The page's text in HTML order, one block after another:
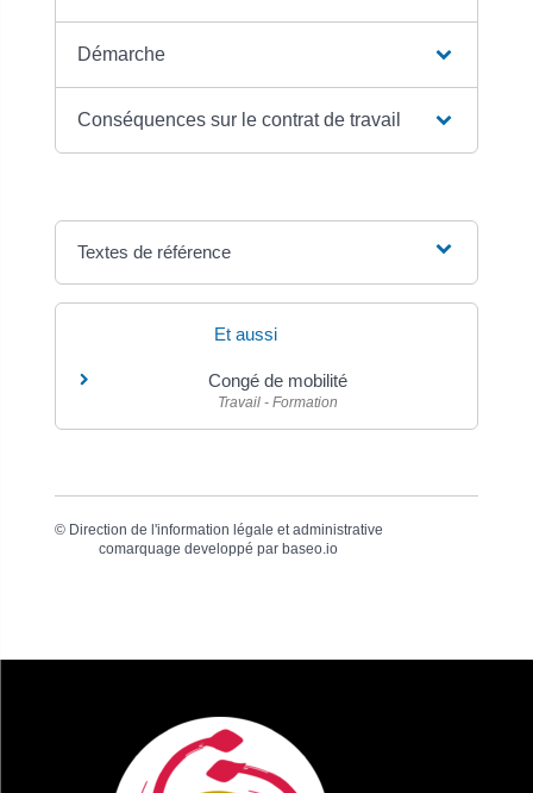
Démarche
Conséquences sur le contrat de travail
Textes de référence
Et aussi
Congé de mobilité
Travail - Formation
© Direction de l'information légale et administrative
comarquage developpé parbaseo.io